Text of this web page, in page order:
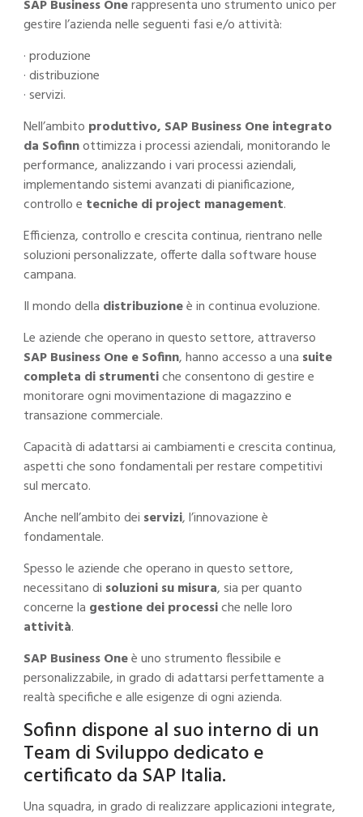
SAP Business Onerappresenta uno strumento unico per
gestire l’azienda nelle seguenti fasi e/o attività:
· produzione
· distribuzione
· servizi.
Nell’ambito produttivo, SAP Business One integrato
da Sofinnottimizza i processi aziendali, monitorando le
performance, analizzando i vari processi aziendali,
implementando sistemi avanzati di pianificazione,
controllo e tecniche di project management.
Efficienza, controllo e crescita continua, rientrano nelle
soluzioni personalizzate, offerte dalla software house
campana.
Il mondo della distribuzioneè in continua evoluzione.
Le aziende che operano in questo settore, attraverso
SAP Business One e Sofinn, hanno accesso a una suite
completa di strumentiche consentono di gestire e
monitorare ogni movimentazione di magazzino e
transazione commerciale.
Capacità di adattarsi ai cambiamenti e crescita continua,
aspetti che sono fondamentali per restare competitivi
sul mercato.
Anche nell’ambito dei servizi, l’innovazione è
fondamentale.
Spesso le aziende che operano in questo settore,
necessitano di soluzioni su misura, sia per quanto
concerne la gestione dei processiche nelle loro
attività.
SAP Business Oneè uno strumento flessibile e
personalizzabile, in grado di adattarsi perfettamente a
realtà specifiche e alle esigenze di ogni azienda.
Sofinn dispone al suo interno di un
Team di Sviluppo dedicato e
certificato da SAP Italia.
Una squadra, in grado di realizzare applicazioni integrate,